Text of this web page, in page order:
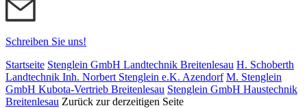
Schreiben Sie uns!
Startseite Stenglein GmbH Landtechnik Breitenlesau H. Schoberth
Land­tech­nik Inh. Norbert Stenglein e.K. Azendorf M. Stenglein
GmbH Kubota-Vertrieb Breitenlesau Stenglein GmbH Haustechnik
Breitenlesau Zurück zur derzeitigen Seite